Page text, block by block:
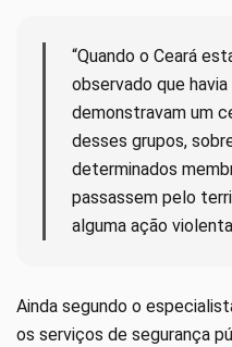
“Quando o Ceará
observado que
demonstravam um
desses grupos,
determinados
passassem pelo
alguma ação
Ainda segundo o
os serviços de segurança